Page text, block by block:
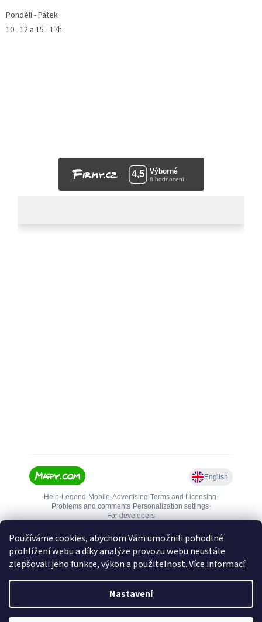
Používáme cookies, abychom Vám umožnili pohodlné
prohlížení webu a díky analýze provozu webu neustále
zlepšovali jeho funkce, výkon a použitelnost.Více informací
Nastavení
Pondělí - Pátek
10 - 12 a 15 - 17h
Vytvořil Shoptet